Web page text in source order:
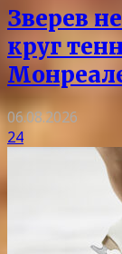
Зверев
круг
06.08.2026
24